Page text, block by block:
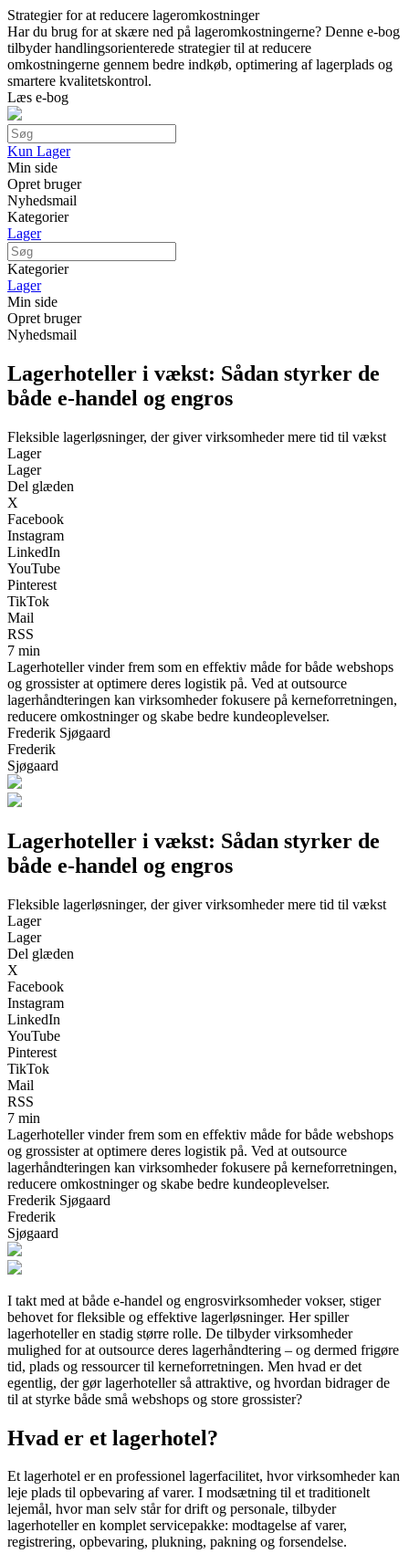
Strategier for at reducere lageromkostninger
Har du brug for at skære ned på lageromkostningerne? Denne e-bog
tilbyder handlingsorienterede strategier til at reducere
omkostningerne gennem bedre indkøb, optimering af lagerplads og
smartere kvalitetskontrol.
Læs e-bog
Kun Lager
Min side
Opret bruger
Nyhedsmail
Kategorier
Lager
Kategorier
Lager
Min side
Opret bruger
Nyhedsmail
Lagerhoteller i vækst: Sådan styrker de
både e-handel og engros
Fleksible lagerløsninger, der giver virksomheder mere tid til vækst
Lager
Lager
Del glæden
X
Facebook
Instagram
LinkedIn
YouTube
Pinterest
TikTok
Mail
RSS
7 min
Lagerhoteller vinder frem som en effektiv måde for både webshops
og grossister at optimere deres logistik på. Ved at outsource
lagerhåndteringen kan virksomheder fokusere på kerneforretningen,
reducere omkostninger og skabe bedre kundeoplevelser.
Frederik Sjøgaard
Frederik
Sjøgaard
Lagerhoteller i vækst: Sådan styrker de
både e-handel og engros
Fleksible lagerløsninger, der giver virksomheder mere tid til vækst
Lager
Lager
Del glæden
X
Facebook
Instagram
LinkedIn
YouTube
Pinterest
TikTok
Mail
RSS
7 min
Lagerhoteller vinder frem som en effektiv måde for både webshops
og grossister at optimere deres logistik på. Ved at outsource
lagerhåndteringen kan virksomheder fokusere på kerneforretningen,
reducere omkostninger og skabe bedre kundeoplevelser.
Frederik Sjøgaard
Frederik
Sjøgaard
I takt med at både e-handel og engrosvirksomheder vokser, stiger
behovet for fleksible og effektive lagerløsninger. Her spiller
lagerhoteller en stadig større rolle. De tilbyder virksomheder
mulighed for at outsource deres lagerhåndtering – og dermed frigøre
tid, plads og ressourcer til kerneforretningen. Men hvad er det
egentlig, der gør lagerhoteller så attraktive, og hvordan bidrager de
til at styrke både små webshops og store grossister?
Hvad er et lagerhotel?
Et lagerhotel er en professionel lagerfacilitet, hvor virksomheder kan
leje plads til opbevaring af varer. I modsætning til et traditionelt
lejemål, hvor man selv står for drift og personale, tilbyder
lagerhoteller en komplet servicepakke: modtagelse af varer,
registrering, opbevaring, plukning, pakning og forsendelse.